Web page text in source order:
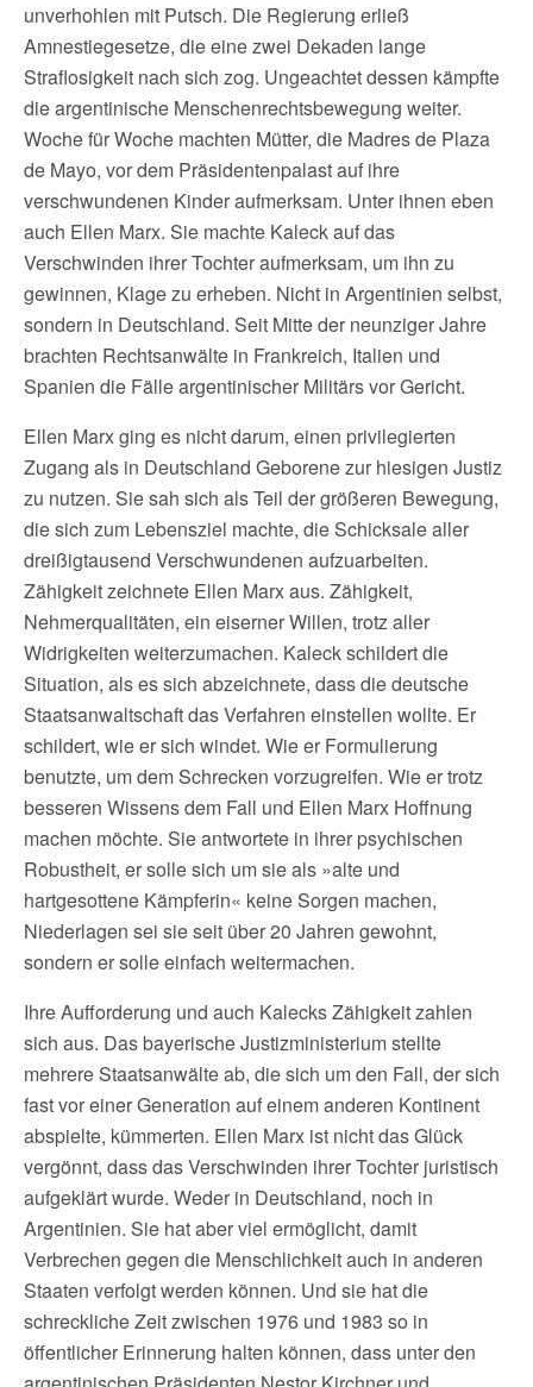
unverhohlen mit Putsch. Die Regierung erließ
Amnestiegesetze, die eine zwei Dekaden lange
Straflosigkeit nach sich zog. Ungeachtet dessen kämpfte
die argentinische Menschenrechtsbewegung weiter.
Woche für Woche machten Mütter, die Madres de Plaza
de Mayo, vor dem Präsidentenpalast auf ihre
verschwundenen Kinder aufmerksam. Unter ihnen eben
auch Ellen Marx. Sie machte Kaleck auf das
Verschwinden ihrer Tochter aufmerksam, um ihn zu
gewinnen, Klage zu erheben. Nicht in Argentinien selbst,
sondern in Deutschland. Seit Mitte der neunziger Jahre
brachten Rechtsanwälte in Frankreich, Italien und
Spanien die Fälle argentinischer Militärs vor Gericht.
Ellen Marx ging es nicht darum, einen privilegierten
Zugang als in Deutschland Geborene zur hiesigen Justiz
zu nutzen. Sie sah sich als Teil der größeren Bewegung,
die sich zum Lebensziel machte, die Schicksale aller
dreißigtausend Verschwundenen aufzuarbeiten.
Zähigkeit zeichnete Ellen Marx aus. Zähigkeit,
Nehmerqualitäten, ein eiserner Willen, trotz aller
Widrigkeiten weiterzumachen. Kaleck schildert die
Situation, als es sich abzeichnete, dass die deutsche
Staatsanwaltschaft das Verfahren einstellen wollte. Er
schildert, wie er sich windet. Wie er Formulierung
benutzte, um dem Schrecken vorzugreifen. Wie er trotz
besseren Wissens dem Fall und Ellen Marx Hoffnung
machen möchte. Sie antwortete in ihrer psychischen
Robustheit, er solle sich um sie als »alte und
hartgesottene Kämpferin« keine Sorgen machen,
Niederlagen sei sie seit über 20 Jahren gewohnt,
sondern er solle einfach weitermachen.
Ihre Aufforderung und auch Kalecks Zähigkeit zahlen
sich aus. Das bayerische Justizministerium stellte
mehrere Staatsanwälte ab, die sich um den Fall, der sich
fast vor einer Generation auf einem anderen Kontinent
abspielte, kümmerten. Ellen Marx ist nicht das Glück
vergönnt, dass das Verschwinden ihrer Tochter juristisch
aufgeklärt wurde. Weder in Deutschland, noch in
Argentinien. Sie hat aber viel ermöglicht, damit
Verbrechen gegen die Menschlichkeit auch in anderen
Staaten verfolgt werden können. Und sie hat die
schreckliche Zeit zwischen 1976 und 1983 so in
öffentlicher Erinnerung halten können, dass unter den